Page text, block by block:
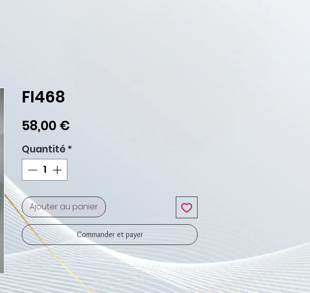
FI468
58,00 €
Quantité*
Ajouter au panier
Commander et payer